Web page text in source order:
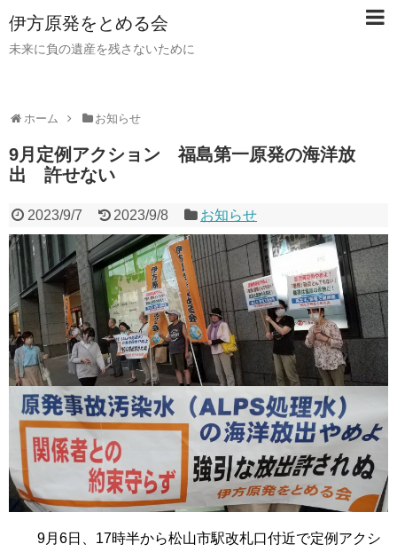
伊方原発をとめる会
未来に負の遺産を残さないために
ホーム お知らせ
9月定例アクション 福島第一原発の海洋放
出 許せない
2023/9/7 2023/9/8 お知らせ
9月6日、17時半から松山市駅改札口付近で定例アクシ